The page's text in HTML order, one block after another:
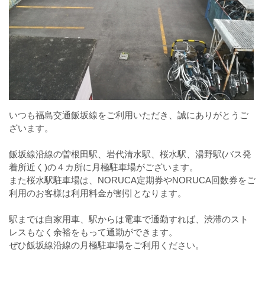
いつも福島交通飯坂線をご利用いただき、誠にありがとうご
ざいます。
飯坂線沿線の曽根田駅、岩代清水駅、桜水駅、湯野駅(バス発
着所近く)の４カ所に月極駐車場がございます。
また桜水駅駐車場は、NORUCA定期券やNORUCA回数券をご
利用のお客様は利用料金が割引となります。
駅までは自家用車、駅からは電車で通勤すれば、渋滞のスト
レスもなく余裕をもって通勤ができます。
ぜひ飯坂線沿線の月極駐車場をご利用ください。